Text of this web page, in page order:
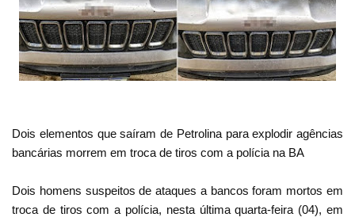
Dois elementos que saíram de Petrolina para explodir agências
bancárias morrem em troca de tiros com a polícia na BA
Dois homens suspeitos de ataques a bancos foram mortos em
troca de tiros com a polícia, nesta última quarta-feira (04), em